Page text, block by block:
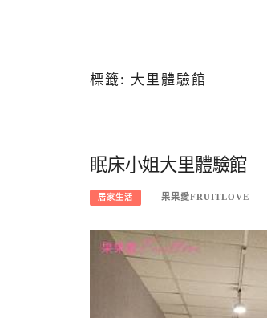
標籤: 大里體驗館
眠床小姐大里體驗館
居家生活 果果愛FRUITLOVE